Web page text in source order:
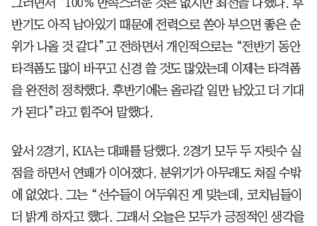
그러면서 “100% 만족스러운 것은 없지만 최선을 다했다. 후
반기도 아직 남아있기 때문에 전력으로 쏟아 부으면 좋은 순
위가 나올 것 같다”고 전하면서 개인적으로는 “전반기 동안
타격폼도 많이 바꾸고 신경 쓸 것도 많았는데 이제는 타격폼
을 완전히 정착했다. 후반기에는 올라갈 일만 남았고 더 기대
가 된다”라고 힘주어 말했다.
앞서 2경기, KIA는 대패를 당했다. 2경기 모두 두 자릿수 실
점을 하면서 연패가 이어졌다. 분위기가 아무래도 쳐질 수밖
에 없었다. 그는 “선수들이 어두워진 게 맞는데, 코치님들이
더 밝게 하자고 했다. 그래서 오늘은 모두가 긍정적인 생각을